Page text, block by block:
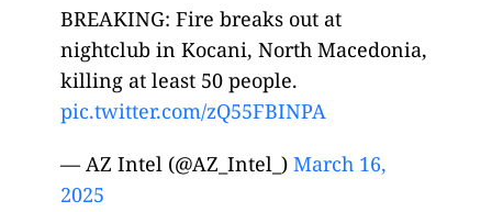
BREAKING: Fire breaks out at
nightclub in Kocani, North Macedonia,
killing at least 50 people.
pic.twitter.com/zQ55FBINPA
— AZ Intel (@AZ_Intel_) March 16,
2025